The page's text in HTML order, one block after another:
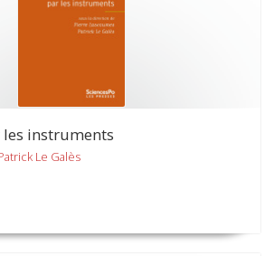
instruments
Le Galès